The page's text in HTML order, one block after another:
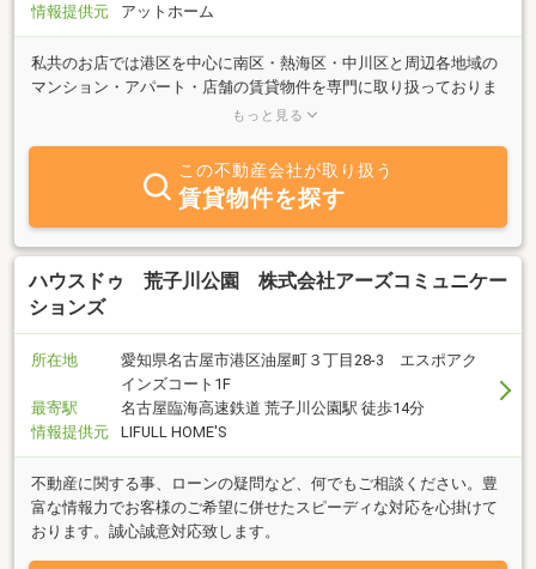
情報提供元
アットホーム
私共のお店では港区を中心に南区・熱海区・中川区と周辺各地域の
マンション・アパート・店舗の賃貸物件を専門に取り扱っておりま
す。管理物件の多さはもちろんですが、お部屋探しでお困りの方は
も用意しておりますので、お越しの際はお気軽にご連絡お待ちして
おります。（メールでのお問い合わせも歓迎！感謝の気持ちを忘れ
ずに対応させて頂きます。）
もっと見る
この不動産会社が取り扱う
賃貸物件を探す
ハウスドゥ 荒子川公園 株式会社アーズコミュニケー
ションズ
所在地
愛知県名古屋市港区油屋町３丁目28-3 エスポアク
インズコート1F
最寄駅
名古屋臨海高速鉄道 荒子川公園駅 徒歩14分
情報提供元
LIFULL HOME'S
不動産に関する事、ローンの疑問など、何でもご相談ください。豊
富な情報力でお客様のご希望に併せたスピーディな対応を心掛けて
おります。誠心誠意対応致します。